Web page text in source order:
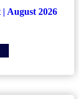
August 2026